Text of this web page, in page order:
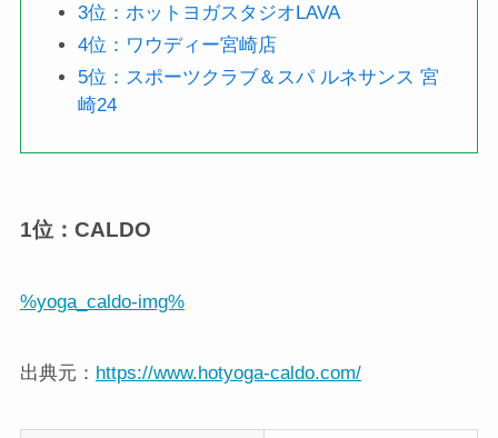
3位：ホットヨガスタジオLAVA
4位：ワウディー宮崎店
5位：スポーツクラブ＆スパ ルネサンス 宮
崎24
1位：CALDO
%yoga_caldo-img%
出典元： https://www.hotyoga-caldo.com/